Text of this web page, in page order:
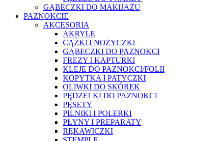
GĄBECZKI DO MAKIJAŻU
PAZNOKCIE
AKCESORIA
AKRYLE
CĄŻKI I NOŻYCZKI
GĄBECZKI DO PAZNOKCI
FREZY I KAPTURKI
KLEJE DO PAZNOKCI/FOLII
KOPYTKA I PATYCZKI
OLIWKI DO SKÓREK
PĘDZELKI DO PAZNOKCI
PĘSETY
PILNIKI I POLERKI
PŁYNY I PREPARATY
RĘKAWICZKI